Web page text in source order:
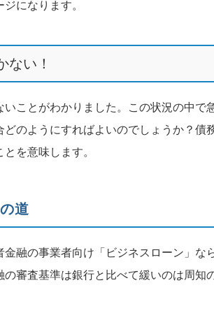
になります。
ない！
ことがわかりました。この状況の中で
のようにすればよいのでしょうか？債
を意味します。
道
融の事業者向け「ビジネスローン」な
審査基準は銀行と比べて緩いのは周知